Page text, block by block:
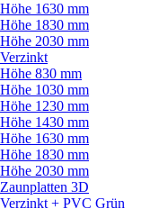
Höhe 1630 mm
Höhe 1830 mm
Höhe 2030 mm
Verzinkt
Höhe 830 mm
Höhe 1030 mm
Höhe 1230 mm
Höhe 1430 mm
Höhe 1630 mm
Höhe 1830 mm
Höhe 2030 mm
Zaunplatten 3D
Verzinkt + PVC Grün